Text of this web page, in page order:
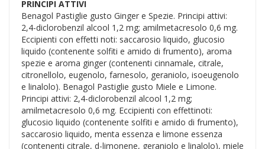
PRINCIPI ATTIVI
Benagol Pastiglie gusto Ginger e Spezie. Principi attivi:
2,4-diclorobenzil alcool 1,2 mg; amilmetacresolo 0,6 mg.
Eccipienti con effetti noti: saccarosio liquido, glucosio
liquido (contenente solfiti e amido di frumento), aroma
spezie e aroma ginger (contenenti cinnamale, citrale,
citronellolo, eugenolo, farnesolo, geraniolo, isoeugenolo
e linalolo). Benagol Pastiglie gusto Miele e Limone.
Principi attivi: 2,4-diclorobenzil alcool 1,2 mg;
amilmetacresolo 0,6 mg. Eccipienti con effettinoti:
glucosio liquido (contenente solfiti e amido di frumento),
saccarosio liquido, menta essenza e limone essenza
(contenenti citrale, d-limonene, geraniolo e linalolo), miele